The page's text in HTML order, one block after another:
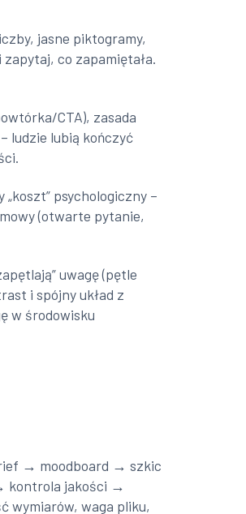
jasne piktogramy,
co zapamiętała.
CTA), zasada
ludzie lubią kończyć
psychologiczny –
(otwarte pytanie,
uwagę (pętle
i spójny układ z
w środowisku
→ moodboard → szkic
kontrola jakości →
wymiarów, waga pliku,